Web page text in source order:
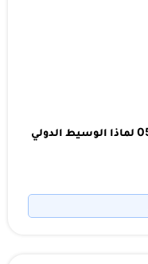
عاملة اندونيسية للتنازل 0533376553 لماذا الوسيط الدولي